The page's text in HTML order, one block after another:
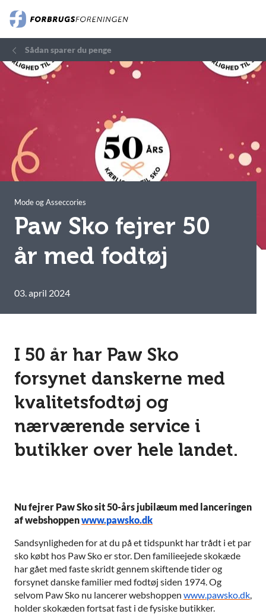
Sådan sparer du penge
Mode og Asseccories
Paw Sko fejrer 50
år med fodtøj
03. april 2024
I 50 år har Paw Sko
forsynet danskerne med
kvalitetsfodtøj og
nærværende service i
butikker over hele landet.
Nu fejrer Paw Sko sit 50-års jubilæum med lanceringen
af webshoppenwww.pawsko.dk
Sandsynligheden for at du på et tidspunkt har trådt i et par
sko købt hos Paw Sko er stor. Den familieejede skokæde
har gået med faste skridt gennem skiftende tider og
forsynet danske familier med fodtøj siden 1974. Og
selvom Paw Sko nu lancerer webshoppen www.pawsko.dk,
holder skokæden fortsat fast i de fysiske butikker.